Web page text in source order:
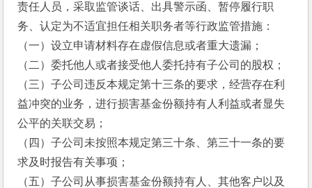
责任人员，采取监管谈话、出具警示函、暂停履行职
务、认定为不适宜担任相关职务者等行政监管措施：
（一）设立申请材料存在虚假信息或者重大遗漏；
（二）委托他人或者接受他人委托持有子公司的股权；
（三）子公司违反本规定第十三条的要求，经营存在利
益冲突的业务，进行损害基金份额持有人利益或者显失
公平的关联交易；
（四）子公司未按照本规定第三十条、第三十一条的要
求及时报告有关事项；
（五）子公司从事损害基金份额持有人、其他客户以及